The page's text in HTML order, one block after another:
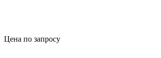
Цена по запросу